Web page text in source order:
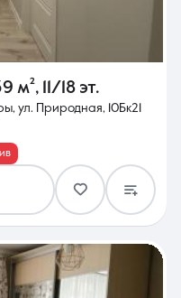
м², 11/18 эт.
ул. Природная, 10Бк21